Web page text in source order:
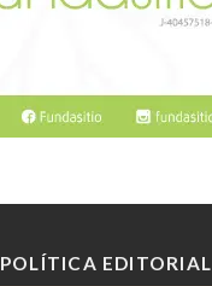
POLÍTICA EDITORIAL